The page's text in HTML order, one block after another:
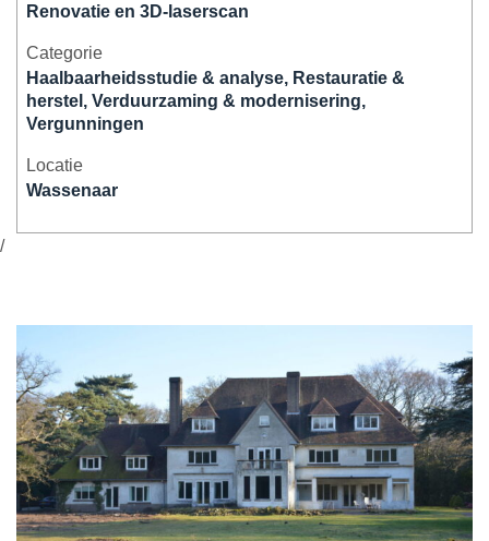
Renovatie en 3D-laserscan
Categorie
Haalbaarheidsstudie & analyse, Restauratie &
herstel, Verduurzaming & modernisering,
Vergunningen
Locatie
Wassenaar
/